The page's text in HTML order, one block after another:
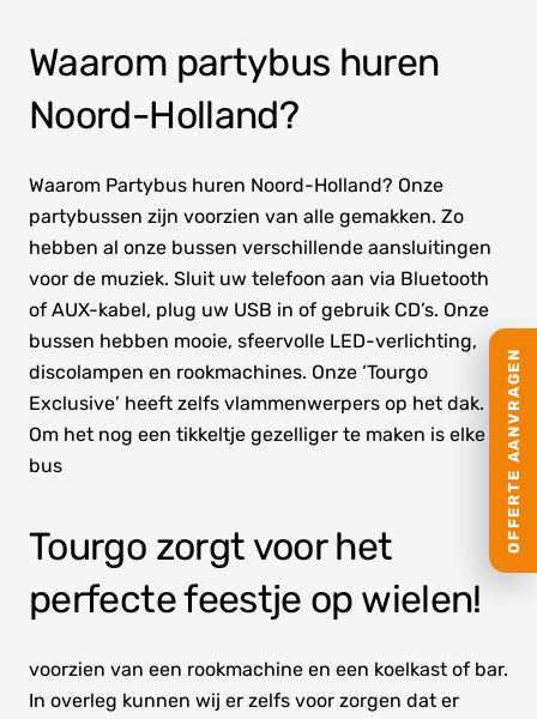
Waarom partybus huren
Noord-Holland?
Waarom Partybus huren Noord-Holland? Onze
partybussen zijn voorzien van alle gemakken. Zo
hebben al onze bussen verschillende aansluitingen
voor de muziek. Sluit uw telefoon aan via Bluetooth
of AUX-kabel, plug uw USB in of gebruik CD’s. Onze
bussen hebben mooie, sfeervolle LED-verlichting,
discolampen en rookmachines. Onze ‘Tourgo
Exclusive’ heeft zelfs vlammenwerpers op het dak.
Om het nog een tikkeltje gezelliger te maken is elke
bus
Tourgo zorgt voor het
perfecte feestje op wielen!
voorzien van een rookmachine en een koelkast of bar.
In overleg kunnen wij er zelfs voor zorgen dat er
OFFERTE AANVRAGEN